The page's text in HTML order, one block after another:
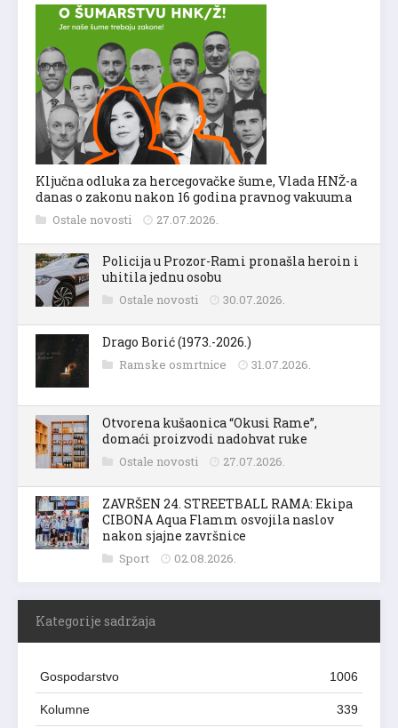
Ključna odluka za hercegovačke šume, Vlada HNŽ-a
danas o zakonu nakon 16 godina pravnog vakuuma
Ostale novosti 27.07.2026.
Policija u Prozor-Rami pronašla heroin i
uhitila jednu osobu
Ostale novosti 30.07.2026.
Drago Borić (1973.-2026.)
Ramske osmrtnice 31.07.2026.
Otvorena kušaonica “Okusi Rame”,
domaći proizvodi nadohvat ruke
Ostale novosti 27.07.2026.
ZAVRŠEN 24. STREETBALL RAMA: Ekipa
CIBONA Aqua Flamm osvojila naslov
nakon sjajne završnice
Sport 02.08.2026.
Kategorije sadržaja
Gospodarstvo 1006
Kolumne 339